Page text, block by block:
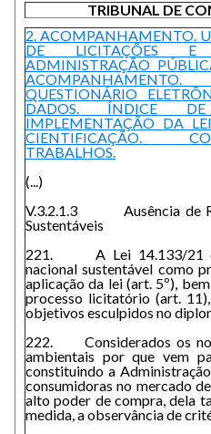
TRIBUNAL DE
2. ACOMPANHAMENTO.
DE LICITAÇÕES E
ADMINISTRAÇÃO
QUESTIONÁRIO
DADOS. ÍNDICE
IMPLEMENTAÇÃO DA
CIENTIFICAÇÃO.
TRABALHOS.
(...)
V.3.2.1.3 Ausência de
Sustentáveis
221. A Lei 14.133/21
nacional sustentável como
aplicação da lei (art. 5º),
processo licitatório (art.
objetivos esculpidos no
222. Considerados os
ambientais por que vem
constituindo a
consumidoras no mercado
alto poder de compra, dela
medida, a observância de